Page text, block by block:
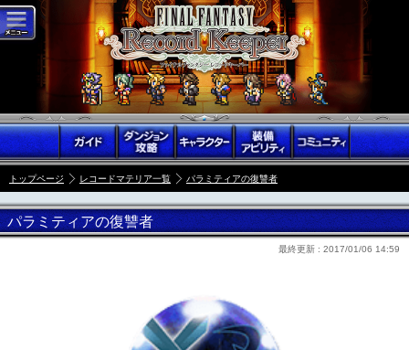
トップページ レコードマテリア一覧 パラミティアの復讐者
パラミティアの復讐者
最終更新 : 2017/01/06 14:59